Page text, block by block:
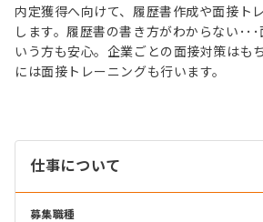
内定獲得へ向けて、履歴書作成や面接ト
します。履歴書の書き方がわからない･･
いう方も安心。企業ごとの面接対策はも
には面接トレーニングも行います。
仕事について
募集職種